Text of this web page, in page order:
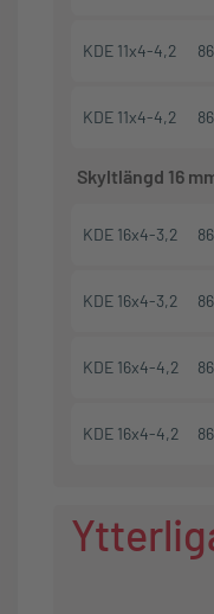
KDE 11x4-4,2
KDE 11x4-4,2
Skyltlängd 16
KDE 16x4-3,2
KDE 16x4-3,2
KDE 16x4-4,2
KDE 16x4-4,2